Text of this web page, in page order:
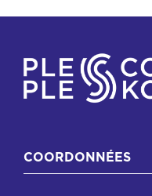
COORDONNÉES